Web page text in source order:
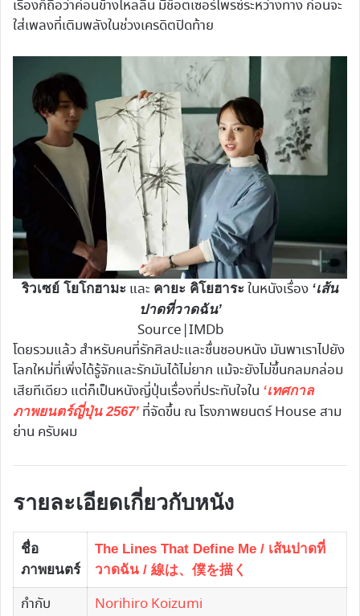
เรื่องก็ถือว่าค่อนข้างไหลลื่น มีช็อตเซอร์ไพรซ์ระหว่างทาง ก่อนจะ
ใส่เพลงที่เติมพลังในช่วงเครดิตปิดท้าย
ริวเซย์ โยโกฮามะ และ คายะ คิโยฮาระ ในหนังเรื่อง ‘เส้น
ปาดที่วาดฉัน’
Source|IMDb
โดยรวมแล้ว สำหรับคนที่รักศิลปะและชื่นชอบหนัง มันพาเราไปยัง
โลกใหม่ที่เพิ่งได้รู้จักและรักมันได้ไม่ยาก แม้จะยังไม่ขึ้นกลมกล่อม
เสียทีเดียว แต่ก็เป็นหนังญี่ปุ่นเรื่องที่ประทับใจใน ‘เทศกาล
ภาพยนตร์ญี่ปุ่น 2567’ ที่จัดขึ้น ณ โรงภาพยนตร์ House สาม
ย่าน ครับผม
รายละเอียดเกี่ยวกับหนัง
ชื่อ
ภาพยนตร์
The Lines That Define Me / เส้นปาดที่
วาดฉัน / 線は、僕を描く
กำกับ Norihiro Koizumi